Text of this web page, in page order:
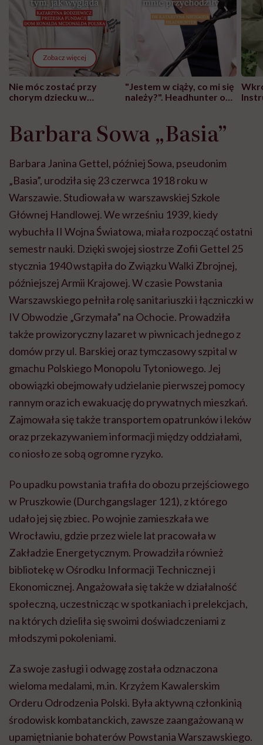
Zobacz więcej
Nie móc zostać przy
chorym dziecku w
może chyba tylko
głupota i brak
"Jestem w ciąży, co mi się
należy?". Headhunter o
pracy
Barbara Sowa „Basia”
Barbara Janina Gettel, później Sowa, pseudonim
„Basia”, urodziła się 23 czerwca 1918 roku w
Warszawie. Studiowała w warszawskiej Szkole
Głównej Handlowej. We wrześniu 1939, kiedy
wybuchła II Wojna Światowa, miała rozpocząć ostatni
semestr nauki. Dzięki swojej siostrze Zofii Gettel 25
stycznia 1940 wstąpiła do Związku Walki Zbrojnej,
późniejszej Armii Krajowej. W czasie Powstania
Warszawskiego pełniła rolę sanitariuszki i łączniczki w
IV Obwodzie „Grzymała” na Ochocie. Prowadziła
także prowizoryczny lazaret w piwnicach jednego z
domów przy ul. Barskiej oraz tymczasowy szpital w
gmachu Polskiego Monopolu Tytoniowego. Jej
obowiązki obejmowały udzielanie pierwszej pomocy
rannym oraz ich ewakuację do prywatnych mieszkań.
Zajmowała się także transportem opatrunków i leków
oraz przekazywaniem informacji między oddziałami,
co niosło ze sobą ogromne ryzyko.
Po upadku powstania trafiła do obozu przejściowego
w Pruszkowie (Durchgangslager 121), z którego
udało jej się zbiec. Po wojnie zamieszkała we
Wrocławiu, gdzie przez wiele lat pracowała w
Zakładzie Energetycznym. Prowadziła również
bibliotekę w Ośrodku Informacji Technicznej i
Ekonomicznej. Angażowała się także w działalność
społeczną, uczestnicząc w spotkaniach i prelekcjach,
na których dzieliła się swoimi doświadczeniami z
młodszymi pokoleniami.
Za swoje zasługi i odwagę została odznaczona
wieloma medalami, m.in. Krzyżem Kawalerskim
Orderu Odrodzenia Polski. Była aktywną członkinią
środowisk kombatanckich, zawsze zaangażowaną w
upamiętnianie bohaterów Powstania Warszawskiego.